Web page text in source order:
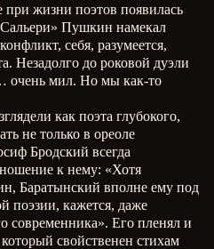
при жизни поэтов появилась
Пушкин намекал
себя, разумеется,
Незадолго до роковой дуэли
очень мил. Но мы как-то
как поэта глубокого,
не только в ореоле
Бродский всегда
к нему: «Хотя
Баратынский вполне ему под
поэзии, кажется, даже
современника». Его пленял и
свойственен стихам